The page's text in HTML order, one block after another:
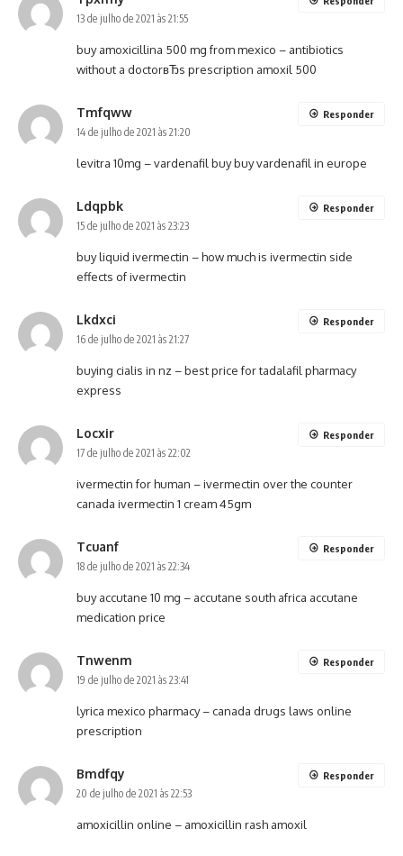
13 de julho de 2021 às 21:55
buy amoxicillina 500 mg from mexico – antibiotics
without a doctorвЂs prescription amoxil 500
Tmfqww
14 de julho de 2021 às 21:20
levitra 10mg –vardenafil buybuy vardenafil in europe
Responder
Ldqpbk
15 de julho de 2021 às 23:23
buy liquid ivermectin –how much is ivermectin side
effects of ivermectin
Responder
Lkdxci
16 de julho de 2021 às 21:27
buying cialis in nz –best price for tadalafil pharmacy
express
Responder
Locxir
17 de julho de 2021 às 22:02
ivermectin for human –ivermectin over the counter
canada ivermectin 1 cream 45gm
Responder
Tcuanf
18 de julho de 2021 às 22:34
buy accutane 10 mg – accutane south africa accutane
medication price
Responder
Tnwenm
19 de julho de 2021 às 23:41
lyrica mexico pharmacy – canada drugs laws online
prescription
Responder
Bmdfqy
20 de julho de 2021 às 22:53
amoxicillin online – amoxicillin rash amoxil
Responder